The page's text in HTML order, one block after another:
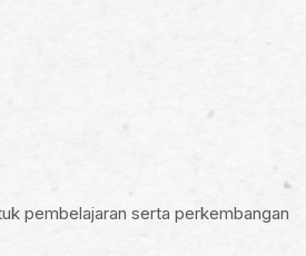
pembelajaran serta perkembangan